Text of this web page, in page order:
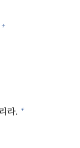
+
라. +